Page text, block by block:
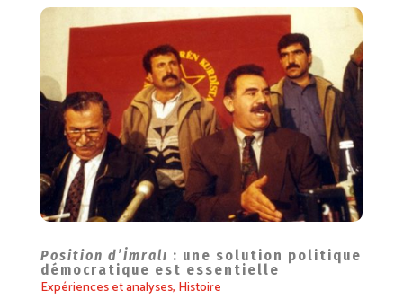
Position d’İmralı : une solution politique
démocratique est essentielle
Expériences et analyses, Histoire